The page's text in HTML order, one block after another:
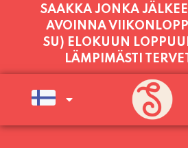
SAAKKA JONKA
AVOINNA
SU) ELOKUUN
LÄMPIMÄSTI
PALVELEMME
TORSTAI11:00 -